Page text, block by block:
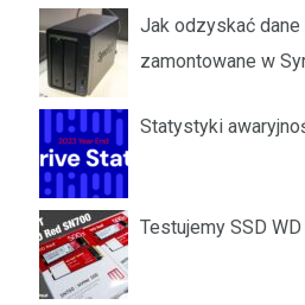
Jak odzyskać dane
zamontowane w
Statystyki
Testujemy SSD